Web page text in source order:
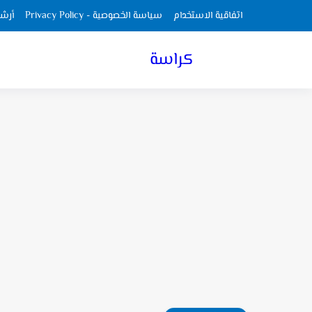
اتفاقية الاستخدام سياسة الخصوصية - Privacy Policy
كراسة